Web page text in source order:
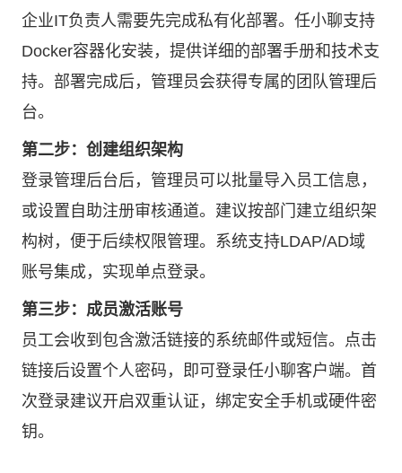
企业IT负责人需要先完成私有化部署。任小聊支持
Docker容器化安装，提供详细的部署手册和技术支
持。部署完成后，管理员会获得专属的团队管理后
台。
第二步：创建组织架构
登录管理后台后，管理员可以批量导入员工信息，
或设置自助注册审核通道。建议按部门建立组织架
构树，便于后续权限管理。系统支持LDAP/AD域
账号集成，实现单点登录。
第三步：成员激活账号
员工会收到包含激活链接的系统邮件或短信。点击
链接后设置个人密码，即可登录任小聊客户端。首
次登录建议开启双重认证，绑定安全手机或硬件密
钥。